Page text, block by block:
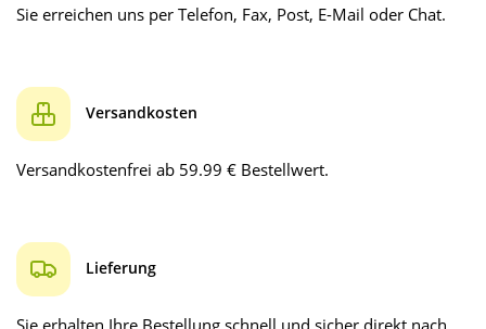
Sie erreichen uns per Telefon, Fax, Post, E-Mail oder Chat.
Versandkosten
Versandkostenfrei ab 59.99 € Bestellwert.
Lieferung
Sie erhalten Ihre Bestellung schnell und sicher direkt nach